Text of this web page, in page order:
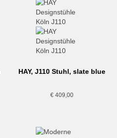
HAY, J110 Stuhl, slate blue
€ 409,00